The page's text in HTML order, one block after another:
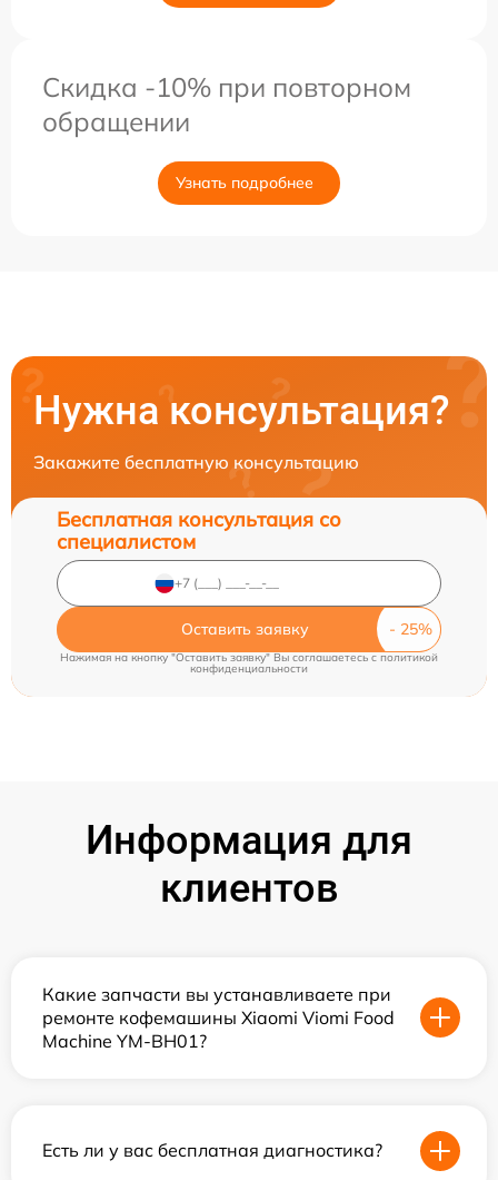
Скидка -10% при повторном
обращении
Узнать подробнее
Нужна консультация?
Закажите бесплатную консультацию
Бесплатная консультация со
специалистом
Оставить заявку
Нажимая на кнопку "Оставить заявку" Вы соглашаетесь cполитикой
конфиденциальности
Информация для
клиентов
Какие запчасти вы устанавливаете при
ремонте кофемашины Xiaomi Viomi Food
Machine YM-BH01?
Есть ли у вас бесплатная диагностика?